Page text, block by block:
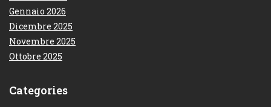
Gennaio 2026
Dicembre 2025
Novembre 2025
Ottobre 2025
Categories